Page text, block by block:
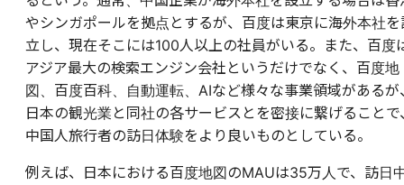
やシンガポールを拠点とするが、百度は東京に海外本社を
立し、現在そこには100人以上の社員がいる。また、百度
アジア最大の検索エンジン会社というだけでなく、百度地
図、百度百科、自動運転、AIなど様々な事業領域があるが
日本の観光業と同社の各サービスとを密接に繋げることで
中国人旅行者の訪日体験をより良いものとしている。
例えば、日本における百度地図のMAUは35万人で、訪日